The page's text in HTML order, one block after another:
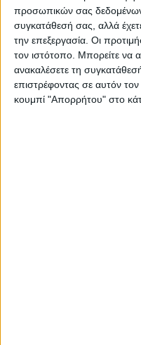
προσωπικών σας δεδομένων
συγκατάθεσή σας, αλλά
την επεξεργασία. Οι
τον ιστότοπο. Μπορείτε να
ανακαλέσετε τη
επιστρέφοντας σε αυτόν
κουμπί "Απορρήτου" στο
προσωπικού.
«Η πρόληψη είναι
καλύτερη υγεία
ανέφερε μεταξύ
μίλησε για την